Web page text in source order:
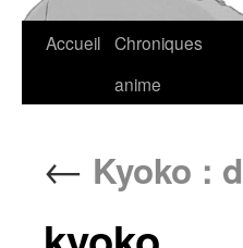
Accueil Chroniques
anime
← Kyoko :